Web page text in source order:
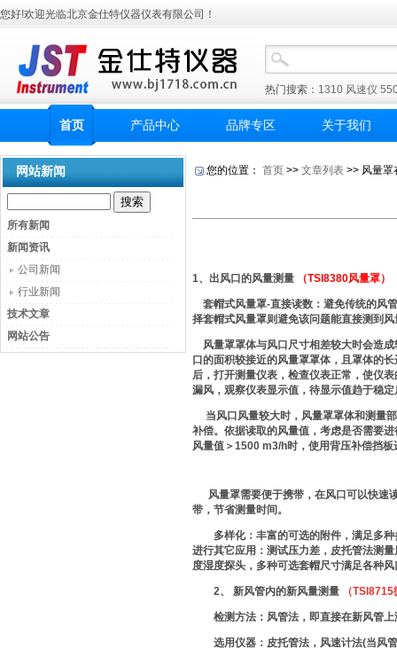
您好!欢迎光临北京金仕特仪器仪表有限公司！
热门搜索： 1310 风速仪
首页 产品中心 品牌专区 关于我们
网站新闻
所有新闻
新闻资讯
公司新闻
行业新闻
技术文章
网站公告
您的位置： 首页 >> 文章列表 >> 风量罩
1、出风口的风量测量 （TSI8380风量罩）
套帽式风量罩-直接读数：避免传统的风
择套帽式风量罩则避免该问题能直接测到风
风量罩罩体与风口尺寸相差较大时会造
口的面积较接近的风量罩罩体，且罩体的
后，打开测量仪表，检查仪表正常，使仪
漏风，观察仪表显示值，待显示值趋于稳
当风口风量较大时，风量罩罩体和测量
补偿。依据读取的风量值，考虑是否需要
风量值＞1500 m3/h时，使用背压补偿挡
风量罩需要便于携带，在风口可以快速
带，节省测量时间。
多样化：丰富的可选的附件，满足多种
进行其它应用：测试压力差，皮托管法测
度湿度探头，多种可选套帽尺寸满足各种
2、 新风管内的新风量测量 （TSI8715
检测方法：风管法，即直接在新风管上
选用仪器：皮托管法，风速计法(当风管